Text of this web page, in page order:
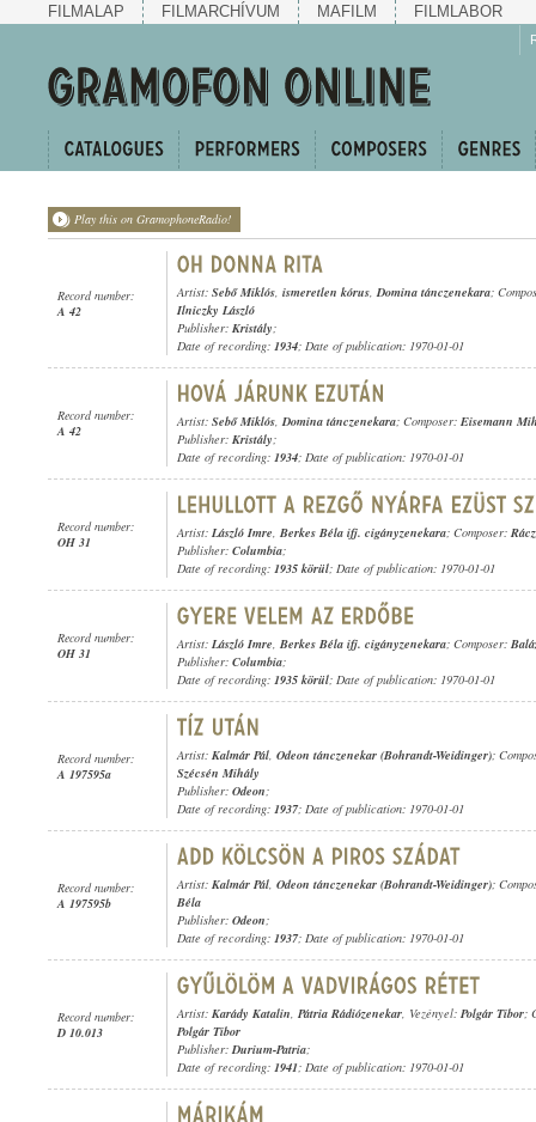
FILMALAP FILMARCHÍVUM MAFILM FILMLABOR
Play this on GramophoneRadio!
Record number:
A 42
Artist: Sebő Miklós, ismeretlen kórus,Domina tánczenekara;
Ilniczky László
Publisher: Kristály;
Date of recording: 1934; Date of publication: 1970-01-01
Record number:
A 42
Artist: Sebő Miklós,Domina tánczenekara; Composer: Eisemann
Publisher: Kristály;
Date of recording: 1934; Date of publication: 1970-01-01
Record number:
OH 31
Artist: László Imre, Berkes Béla ifj. cigányzenekara; Composer:
Publisher: Columbia;
Date of recording: 1935 körül; Date of publication: 1970-01-01
Record number:
OH 31
Artist: László Imre, Berkes Béla ifj. cigányzenekara; Composer:
Publisher: Columbia;
Date of recording: 1935 körül; Date of publication: 1970-01-01
Record number:
A 197595a
Artist: Kalmár Pál, Odeon tánczenekar (Bohrandt-Weidinger);
Szécsén Mihály
Publisher: Odeon;
Date of recording: 1937; Date of publication: 1970-01-01
Record number:
A 197595b
Artist: Kalmár Pál, Odeon tánczenekar (Bohrandt-Weidinger);
Béla
Publisher: Odeon;
Date of recording: 1937; Date of publication: 1970-01-01
Record number:
D 10.013
Artist: Karády Katalin, Pátria Rádiózenekar, Vezényel: Polgár Tibor;
Polgár Tibor
Publisher:Durium-Patria;
Date of recording: 1941; Date of publication: 1970-01-01